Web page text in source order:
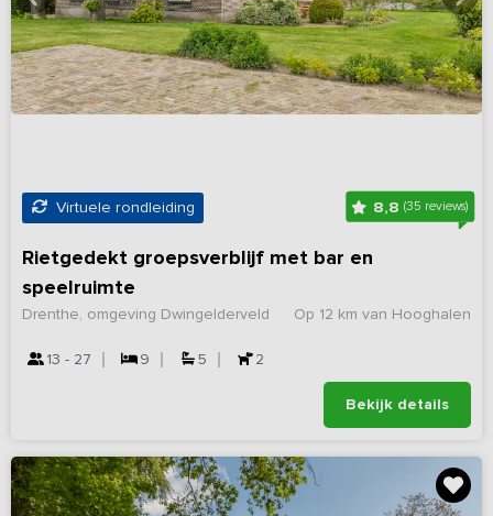
Virtuele rondleiding 8,8 (35 reviews)
Rietgedekt groepsverblijf met bar en
speelruimte
Op 12 km van Hooghalen
Drenthe, omgeving Dwingelderveld
13 - 27 9 5 2
Bekijk details